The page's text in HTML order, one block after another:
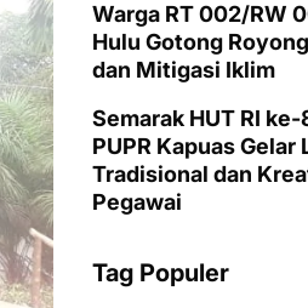
Warga RT 002/RW
Hulu Gotong
dan Mitigasi Iklim
Semarak HUT RI ke-
PUPR Kapuas Gelar
Tradisional dan
Pegawai
Tag Populer